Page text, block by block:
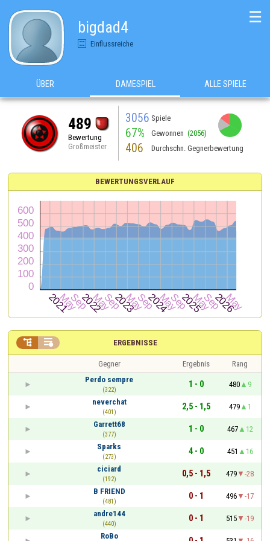
bigdad4
Einflussreiche
☰
ÜBER DAMESPIEL ALLE SPIELE
489
Bewertung
Großmeister
3056 Spiele
67% Gewonnen (2056)
406 Durchschn. Gegnerbewertung
BEWERTUNGSVERLAUF
ERGEBNISSE
 
Gegner Ergebnis
Rang
Perdo sempre
(322)
1 - 0 480
9
neverchat
(401)
2,5 - 1,5 479
1
Garrett68
(377)
1 - 0 467
12
Sparks
(273)
4 - 0 451
16
ciciard
(192)
0,5 - 1,5 479
-28
B FRIEND
(481)
0 - 1 496
-17
andre144
(440)
0 - 1 515
-19
RoBo